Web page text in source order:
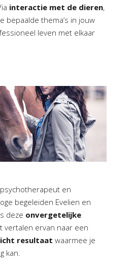
interactie met de dieren,
bepaalde thema’s in jouw
leven met elkaar
en
begeleiden Evelien en
deze onvergetelijke
vertalen ervan naar een
resultaat waarmee je
kan.